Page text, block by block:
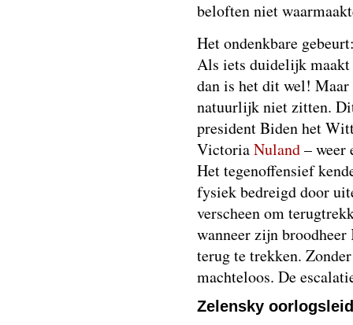
beloften niet
Het ondenkbare
Als iets duidelijk maakt
dan is het dit wel! Maar
natuurlijk niet zitten.
president Biden het
VictoriaNuland– weer
Het tegenoffensief
fysiek bedreigd door
verscheen om
wanneer zijn
terug te trekken.
machteloos. De
Zelensky